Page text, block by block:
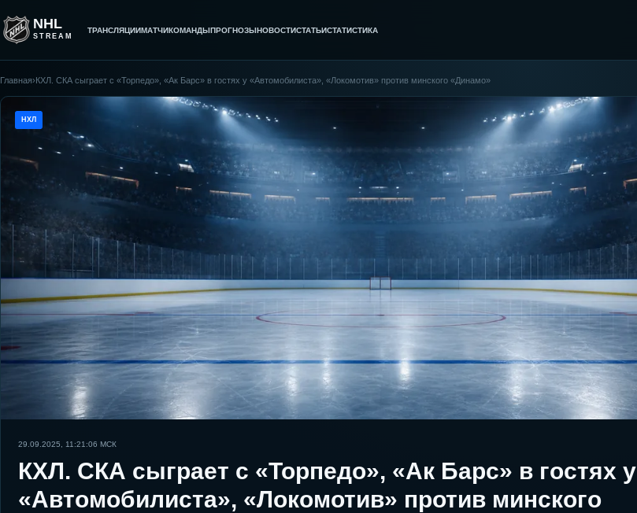
NHL
STREAM
ТРАНСЛЯЦИИМАТЧИКОМАНДЫПРОГНОЗЫНОВОСТИСТАТЬИСТАТИСТИКА
Главная›КХЛ. СКА сыграет с «Торпедо», «Ак Барс» в гостях у «Автомобилиста», «Локомотив» против минского «Динамо»
НХЛ
29.09.2025, 11:21:06 МСК
КХЛ. СКА сыграет с «Торпедо», «Ак Барс» в гостях у
«Автомобилиста», «Локомотив» против минского